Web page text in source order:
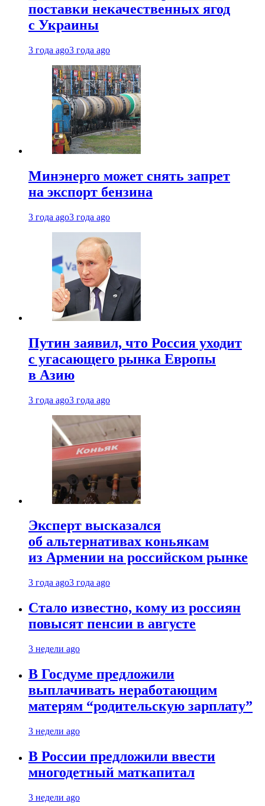
поставки некачественных ягод
с Украины
3 года ago3 года ago
Минэнерго может снять запрет
на экспорт бензина
3 года ago3 года ago
Путин заявил, что Россия уходит
с угасающего рынка Европы
в Азию
3 года ago3 года ago
Эксперт высказался
об альтернативах коньякам
из Армении на российском рынке
3 года ago3 года ago
Стало известно, кому из россиян
повысят пенсии в августе
3 недели ago
В Госдуме предложили
выплачивать неработающим
матерям “родительскую зарплату”
3 недели ago
В России предложили ввести
многодетный маткапитал
3 недели ago